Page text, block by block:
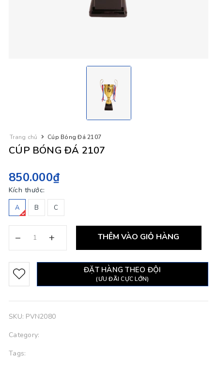
Trang chủ Cúp Bóng Đá 2107
CÚP BÓNG ĐÁ 2107
850.000₫
Kích thước:
A B C
– + THÊM VÀO GIỎ HÀNG
ĐẶT HÀNG THEO ĐỘI
(ƯU ĐÃI CỰC LỚN)
SKU: PVN2080
Category:
Tags: